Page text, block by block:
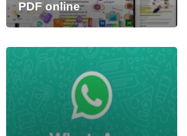
PDF online